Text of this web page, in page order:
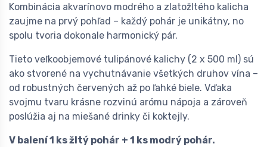
Kombinácia akvarínovo modrého a zlatožltého kalicha
zaujme na prvý pohľad – každý pohár je unikátny, no
spolu tvoria dokonale harmonický pár.
Tieto veľkoobjemové tulipánové kalichy (2 x 500 ml) sú
ako stvorené na vychutnávanie všetkých druhov vína –
od robustných červených až po ľahké biele. Vďaka
svojmu tvaru krásne rozvinú arómu nápoja a zároveň
poslúžia aj na miešané drinky či koktejly.
V balení 1 ks žltý pohár + 1 ks modrý pohár.